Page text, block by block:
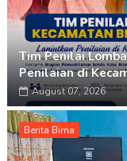
Tim Penilai
Penilaian di
August 07, 2026
Berita Bima